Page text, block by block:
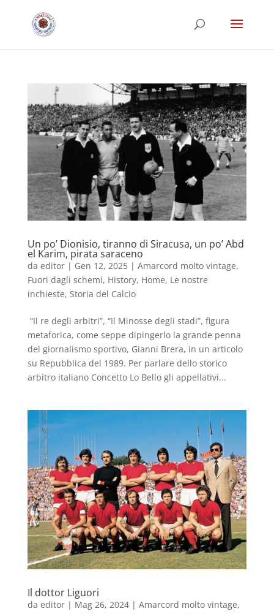
Un po’ Dionisio, tiranno di Siracusa, un po’ Abd
el Karim, pirata saraceno
da editor| Gen 12, 2025| Amarcord molto vintage,
Fuori dagli schemi, History, Home, Le nostre
inchieste, Storia del Calcio
“Il re degli arbitri”, “Il Minosse degli stadi”, figura
metaforica, come seppe dipingerlo la grande penna
del giornalismo sportivo, Gianni Brera, in un articolo
su Repubblica del 1989. Per parlare dello storico
arbitro italiano Concetto Lo Bello gli appellativi...
Il dottor Liguori
da editor| Mag 26, 2024| Amarcord molto vintage,